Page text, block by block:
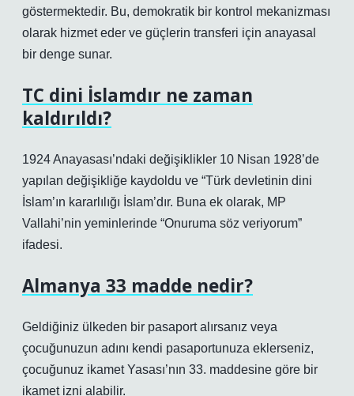
göstermektedir. Bu, demokratik bir kontrol mekanizması
olarak hizmet eder ve güçlerin transferi için anayasal
bir denge sunar.
TC dini İslamdır ne zaman
kaldırıldı?
1924 Anayasası’ndaki değişiklikler 10 Nisan 1928’de
yapılan değişikliğe kaydoldu ve “Türk devletinin dini
İslam’ın kararlılığı İslam’dır. Buna ek olarak, MP
Vallahi’nin yeminlerinde “Onuruma söz veriyorum”
ifadesi.
Almanya 33 madde nedir?
Geldiğiniz ülkeden bir pasaport alırsanız veya
çocuğunuzun adını kendi pasaportunuza eklerseniz,
çocuğunuz ikamet Yasası’nın 33. maddesine göre bir
ikamet izni alabilir.